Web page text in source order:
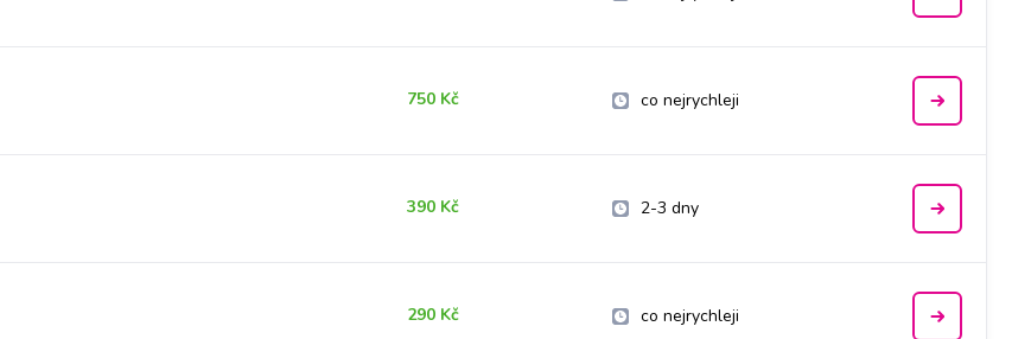
750 Kč co nejrychleji
390 Kč 2-3 dny
290 Kč co nejrychleji